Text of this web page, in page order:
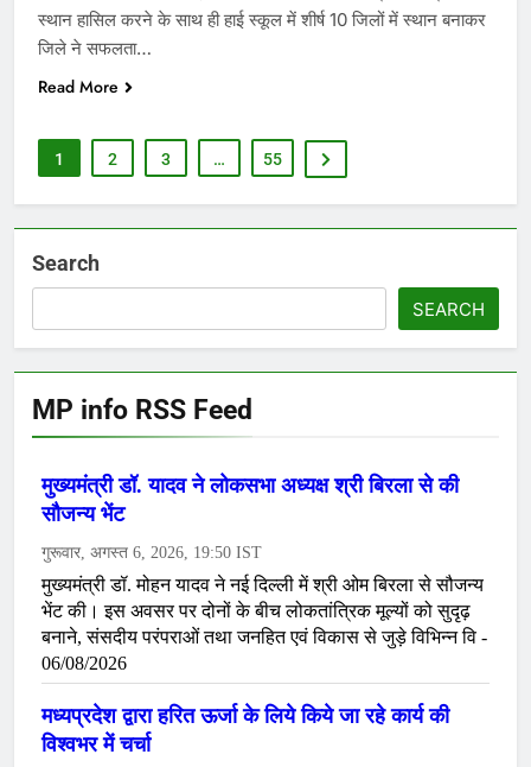
स्थान हासिल करने के साथ ही हाई स्कूल में शीर्ष 10 जिलों में स्थान बनाकर
जिले ने सफलता…
Read More
1 2 3 … 55
Search
SEARCH
MP info RSS Feed